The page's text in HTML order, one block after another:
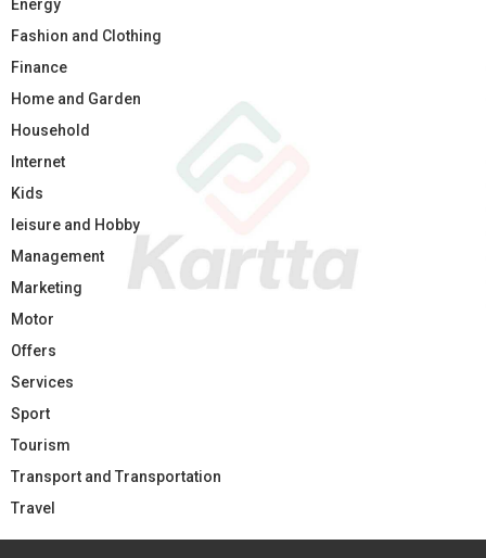
Energy
Fashion and Clothing
Finance
Home and Garden
Household
Internet
Kids
leisure and Hobby
Management
Marketing
Motor
Offers
Services
Sport
Tourism
Transport and Transportation
Travel